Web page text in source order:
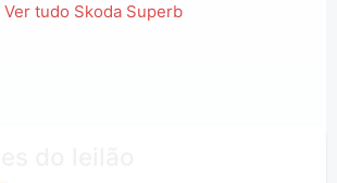
Ver tudo Skoda Superb